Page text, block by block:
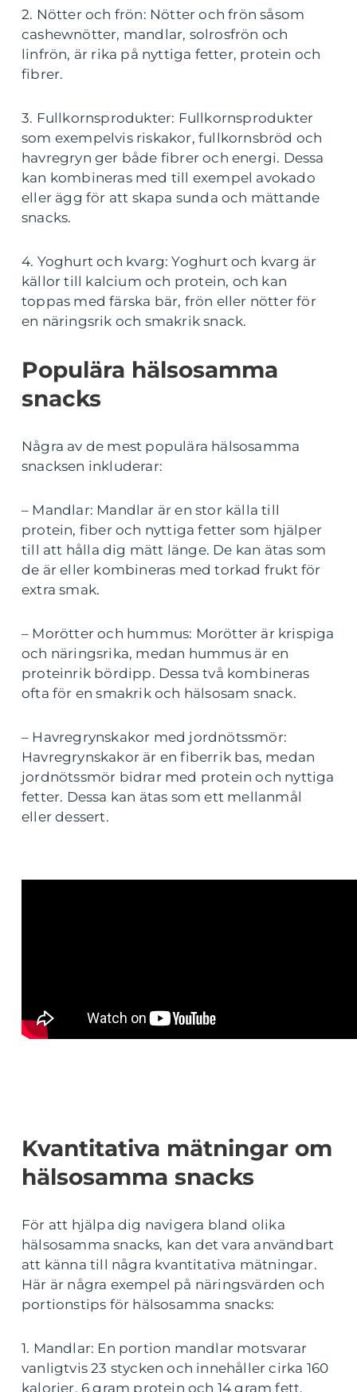
2. Nötter och frön: Nötter och frön såsom
cashewnötter, mandlar, solrosfrön och
linfrön, är rika på nyttiga fetter, protein och
fibrer.
3. Fullkornsprodukter: Fullkornsprodukter
som exempelvis riskakor, fullkornsbröd och
havregryn ger både fibrer och energi. Dessa
kan kombineras med till exempel avokado
eller ägg för att skapa sunda och mättande
snacks.
4. Yoghurt och kvarg: Yoghurt och kvarg är
källor till kalcium och protein, och kan
toppas med färska bär, frön eller nötter för
en näringsrik och smakrik snack.
Populära hälsosamma
snacks
Några av de mest populära hälsosamma
snacksen inkluderar:
– Mandlar: Mandlar är en stor källa till
protein, fiber och nyttiga fetter som hjälper
till att hålla dig mätt länge. De kan ätas som
de är eller kombineras med torkad frukt för
extra smak.
– Morötter och hummus: Morötter är krispiga
och näringsrika, medan hummus är en
proteinrik bördipp. Dessa två kombineras
ofta för en smakrik och hälsosam snack.
– Havregrynskakor med jordnötssmör:
Havregrynskakor är en fiberrik bas, medan
jordnötssmör bidrar med protein och nyttiga
fetter. Dessa kan ätas som ett mellanmål
eller dessert.
Kvantitativa mätningar om
hälsosamma snacks
För att hjälpa dig navigera bland olika
hälsosamma snacks, kan det vara användbart
att känna till några kvantitativa mätningar.
Här är några exempel på näringsvärden och
portionstips för hälsosamma snacks:
1. Mandlar: En portion mandlar motsvarar
vanligtvis 23 stycken och innehåller cirka 160
kalorier, 6 gram protein och 14 gram fett.